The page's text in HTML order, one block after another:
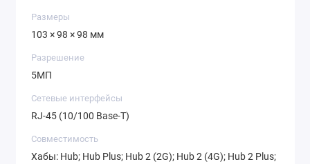
Размеры
103 × 98 × 98 мм
Разрешение
5МП
Сетевые интерфейсы
RJ-45 (10/100 Base-T)
Совместимость
Хабы: Hub; Hub Plus; Hub 2 (2G); Hub 2 (4G); Hub 2 Plus;